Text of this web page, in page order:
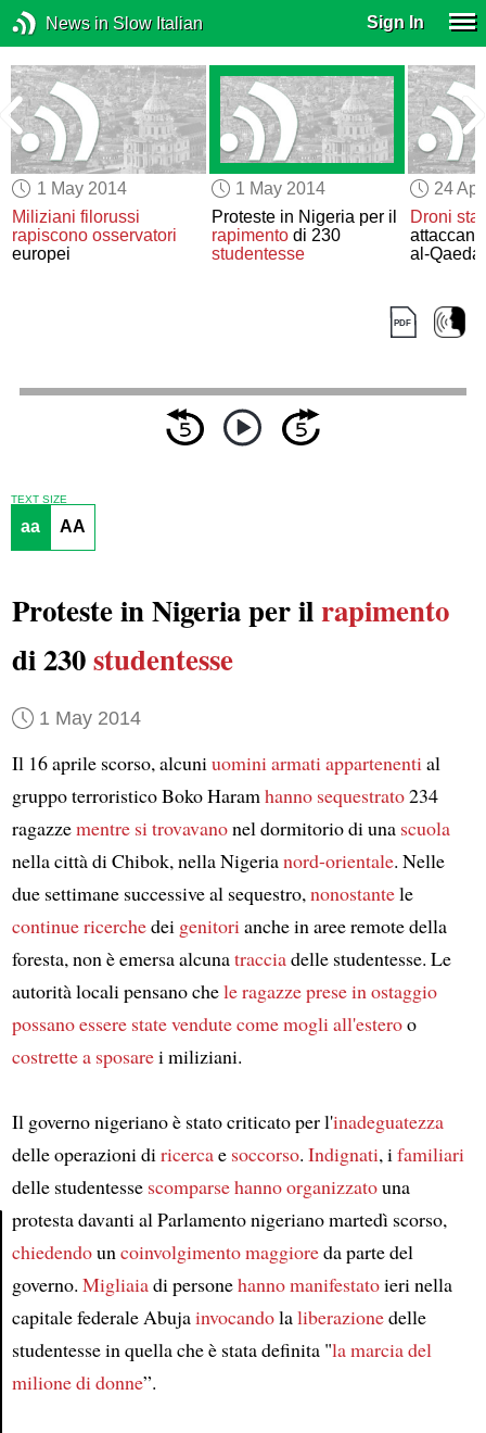
News in Slow Italian Sign In
1 May 2014
Miliziani filorussi
rapiscono osservatori
europei
1 May 2014
Proteste in Nigeria per il
rapimentodi 230
studentesse
24
Droni
al-Qaeda
TEXT SIZE
aa AA
Proteste in Nigeria per ilrapimento
di 230studentesse
1 May 2014
Il 16 aprile scorso, alcuniuomini armatiappartenential
gruppo terroristico Boko Haramhanno sequestrato234
ragazzementre si trovavanonel dormitorio di una scuola
nella città di Chibok, nella Nigerianord-orientale. Nelle
due settimane successive al sequestro,nonostantele
continue ricerchedei genitorianche in aree remote della
foresta, non è emersa alcunatracciadelle studentesse. Le
autorità locali pensano chele ragazze prese in ostaggio
possano essere state vendutecome mogliall'esteroo
costrette a sposarei miliziani.
Il governo nigeriano è stato criticato per l'inadeguatezza
delle operazioni diricercae soccorso. Indignati, ifamiliari
delle studentesse scomparsehanno organizzatouna
protesta davanti al Parlamento nigeriano martedì scorso,
chiedendouncoinvolgimento maggioreda parte del
governo. Migliaiadi personehanno manifestatoieri nella
capitale federale Abujainvocandolaliberazionedelle
studentesse in quella che è stata definita "la marcia del
milione di donne”.